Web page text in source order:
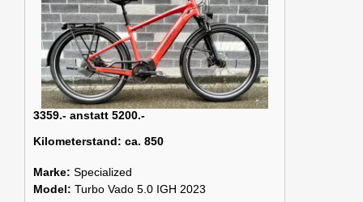
3359.- anstatt 5200.-
Kilometerstand: ca. 850
Marke: Specialized
Model: Turbo Vado 5.0 IGH 2023